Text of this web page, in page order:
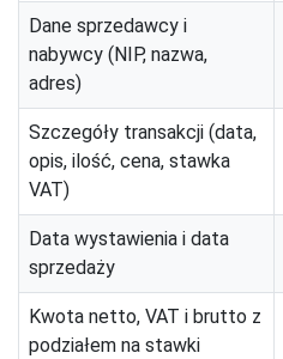
Dane sprzedawcy i
nabywcy (NIP, nazwa,
adres)
Szczegóły transakcji (data,
opis, ilość, cena, stawka
VAT)
Data wystawienia i data
sprzedaży
Kwota netto, VAT i brutto z
podziałem na stawki